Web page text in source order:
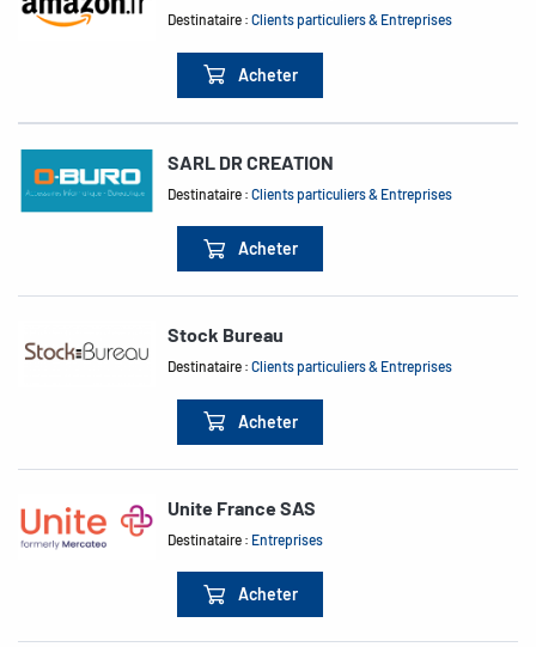
Destinataire :Clients particuliers & Entreprises
Acheter
SARL DR CREATION
Destinataire :Clients particuliers & Entreprises
Acheter
Stock Bureau
Destinataire :Clients particuliers & Entreprises
Acheter
Unite France SAS
Destinataire : Entreprises
Acheter